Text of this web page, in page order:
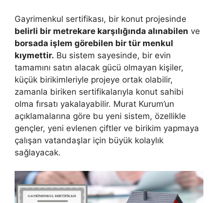
Gayrimenkul sertifikası, bir konut projesinde
belirli bir metrekare karşılığında alınabilen ve
borsada işlem görebilen bir tür menkul
kıymettir. Bu sistem sayesinde, bir evin
tamamını satın alacak gücü olmayan kişiler,
küçük birikimleriyle projeye ortak olabilir,
zamanla biriken sertifikalarıyla konut sahibi
olma fırsatı yakalayabilir. Murat Kurum’un
açıklamalarına göre bu yeni sistem, özellikle
gençler, yeni evlenen çiftler ve birikim yapmaya
çalışan vatandaşlar için büyük kolaylık
sağlayacak.